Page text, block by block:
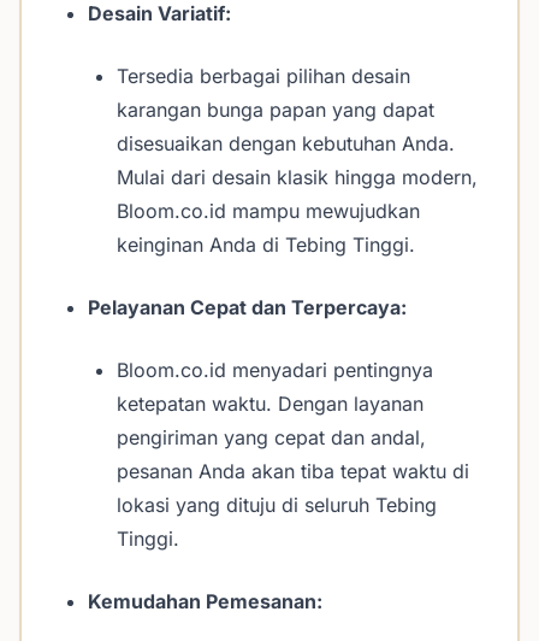
Desain Variatif:
Tersedia berbagai pilihan desain
karangan bunga papan yang dapat
disesuaikan dengan kebutuhan Anda.
Mulai dari desain klasik hingga modern,
Bloom.co.id mampu mewujudkan
keinginan Anda di Tebing Tinggi.
Pelayanan Cepat dan Terpercaya:
Bloom.co.id menyadari pentingnya
ketepatan waktu. Dengan layanan
pengiriman yang cepat dan andal,
pesanan Anda akan tiba tepat waktu di
lokasi yang dituju di seluruh Tebing
Tinggi.
Kemudahan Pemesanan: